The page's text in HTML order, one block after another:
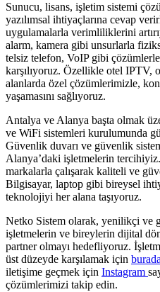
Sunucu, lisans, işletim sistemi
yazılımsal ihtiyaçlarına cevap
uygulamalarla verimliliklerini
alarm, kamera gibi unsurlarla
telsiz telefon, VoIP gibi
karşılıyoruz. Özellikle otel IPTV,
alanlarda özel çözümlerimizle,
yaşamasını sağlıyoruz.
Antalya ve Alanya başta olmak
ve WiFi sistemleri kurulumunda
Güvenlik duvarı ve güvenlik
Alanya’daki işletmelerin
markalarla çalışarak kaliteli ve
Bilgisayar, laptop gibi bireysel
teknolojiyi her alana taşıyoruz.
Netko Sistem olarak, yenilikçi ve
işletmelerin ve bireylerin dijital
partner olmayı hedefliyoruz.
üst düzeyde karşılamak için
iletişime geçmek için Instagram
çözümlerimizi takip edin.